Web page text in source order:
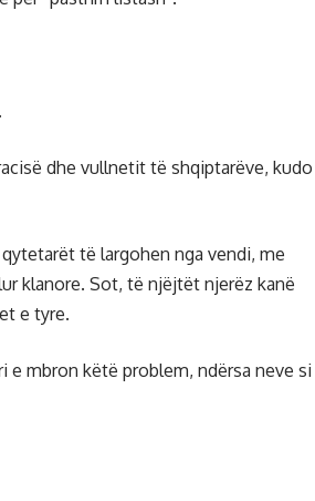
dhe vullnetit të shqiptarëve, kudo
të largohen nga vendi, me
klanore. Sot, të njëjtët njerëz kanë
e tyre.
e mbron këtë problem, ndërsa neve si